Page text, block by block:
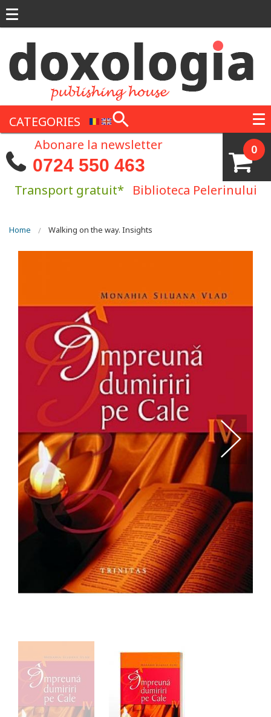
CATEGORIES
0
Abonare la newsletter
0724 550 463
Transport gratuit* Biblioteca Pelerinului
You are here
Home Walking on the way. Insights